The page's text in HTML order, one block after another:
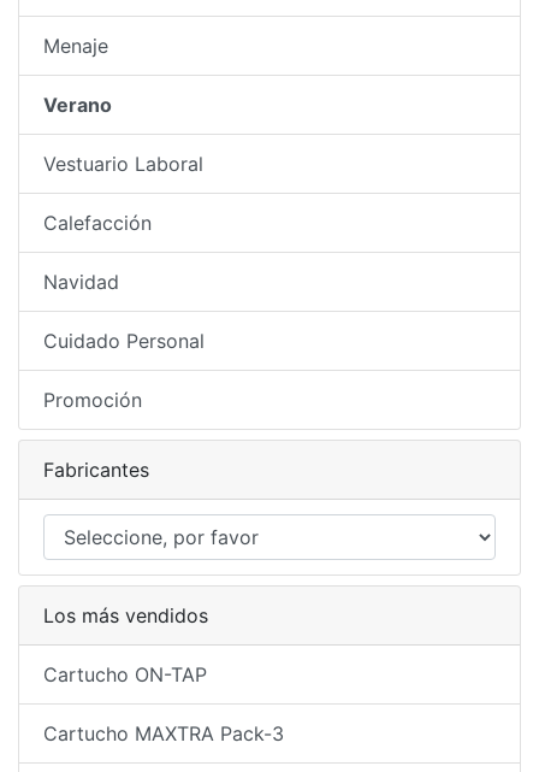
Menaje
Verano
Vestuario Laboral
Calefacción
Navidad
Cuidado Personal
Promoción
Fabricantes
Los más vendidos
Cartucho ON-TAP
Cartucho MAXTRA Pack-3